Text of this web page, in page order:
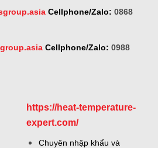
Cellphone/Zalo: 0868
Cellphone/Zalo: 0988
https://heat-temperature-
expert.com/
Chuyên nhập khẩu và